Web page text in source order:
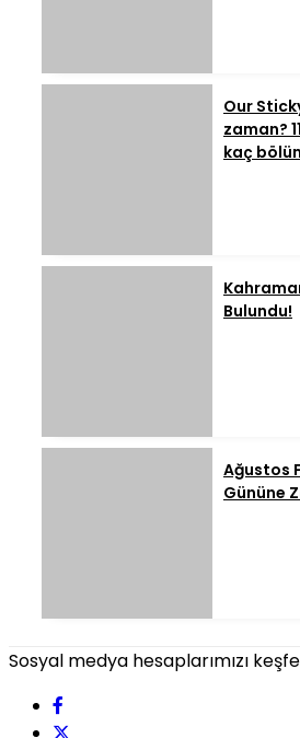
Our
zaman?
kaç
Bulundu!
Ağustos
Gününe
Sosyal medya hesaplarımızı